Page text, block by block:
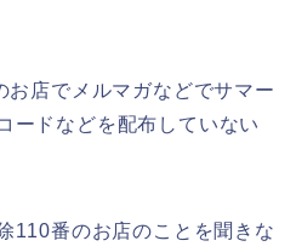
お店でメルマガなどでサマー
ードなどを配布していない
110番のお店のことを聞きな